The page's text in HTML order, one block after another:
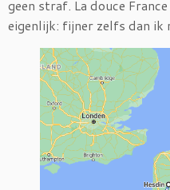
geen straf. La douce
eigenlijk: fijner zelfs dan ik